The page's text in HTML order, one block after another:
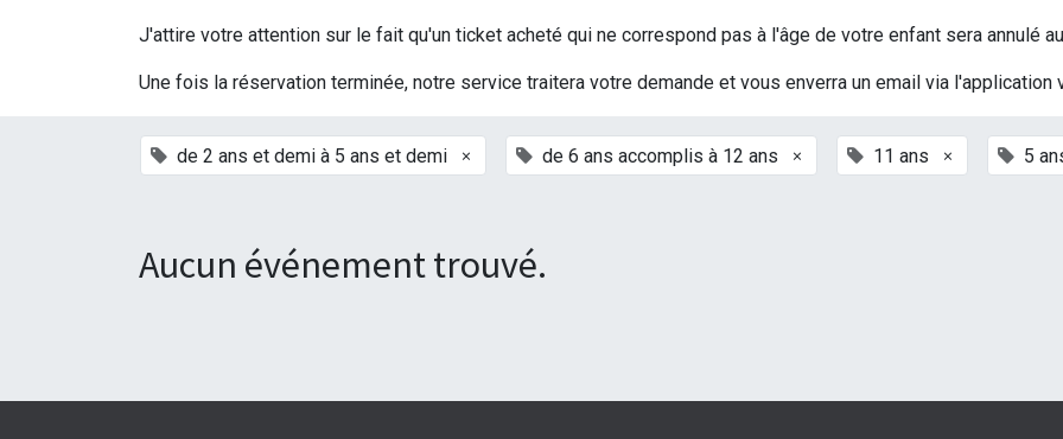
J'attire votre attention sur le fait qu'un ticket acheté qui ne correspond pas à l'âge de votre enfant sera annulé
Une fois la réservation terminée, notre service traitera votre demande et vous enverra un email via
de 2 ans et demi à 5 ans et demi × de 6 ans accomplis à 12 ans × 11 ans × 5
Aucun événement trouvé.